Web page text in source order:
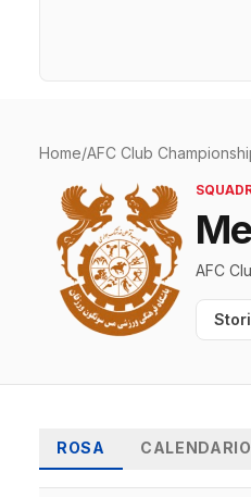
Home/AFC Club
AFC
ROSA CALENDARIO